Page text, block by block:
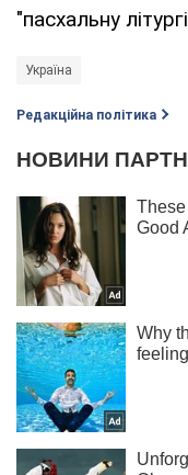
"пасхальну
Україна
Редакційна політика